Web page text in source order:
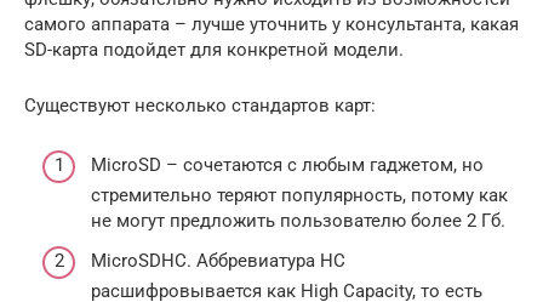
самого аппарата – лучше уточнить у консультанта, какая
SD-карта подойдет для конкретной модели.
Существуют несколько стандартов карт:
MicroSD – сочетаются с любым гаджетом, но
стремительно теряют популярность, потому как
не могут предложить пользователю более 2 Гб.
MicroSDHC. Аббревиатура HC
расшифровывается как High Capacity, то есть